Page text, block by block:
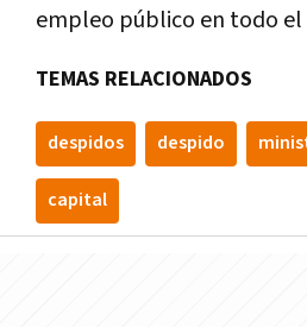
empleo público en todo el
TEMAS RELACIONADOS
despidos despido
capital